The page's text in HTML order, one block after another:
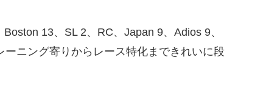
13、SL 2、RC、Japan 9、Adios 9、
ニング寄りからレース特化まできれいに段